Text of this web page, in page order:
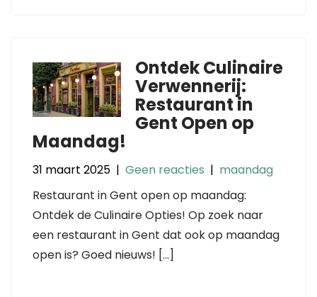
Ontdek Culinaire
Verwennerij:
Restaurant in
Gent Open op
Maandag!
31 maart 2025 | Geen reacties | maandag
Restaurant in Gent open op maandag:
Ontdek de Culinaire Opties! Op zoek naar
een restaurant in Gent dat ook op maandag
open is? Goed nieuws! […]